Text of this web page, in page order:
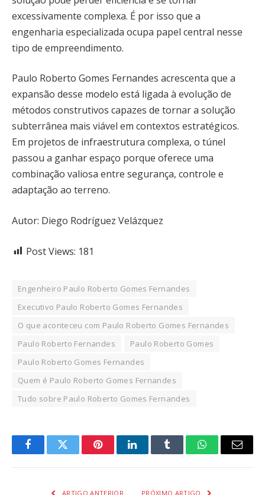
excessivamente complexa. É por isso que a
engenharia especializada ocupa papel central nesse
tipo de empreendimento.
Paulo Roberto Gomes Fernandes acrescenta que a
expansão desse modelo está ligada à evolução de
métodos construtivos capazes de tornar a solução
subterrânea mais viável em contextos estratégicos.
Em projetos de infraestrutura complexa, o túnel
passou a ganhar espaço porque oferece uma
combinação valiosa entre segurança, controle e
adaptação ao terreno.
Autor: Diego Rodríguez Velázquez
Post Views: 181
Engenheiro Paulo Roberto Gomes Fernandes
Executivo Paulo Roberto Gomes Fernandes
O que aconteceu com Paulo Roberto Gomes Fernandes
Paulo Roberto Fernandes
Paulo Roberto Gomes
Paulo Roberto Gomes Fernandes
Quem é Paulo Roberto Gomes Fernandes
Tudo sobre Paulo Roberto Gomes Fernandes
FacebookTwitter PinterestLinkedInTumblr WhatsAppEmail
ARTIGO ANTERIOR PRÓXIMO ARTIGO